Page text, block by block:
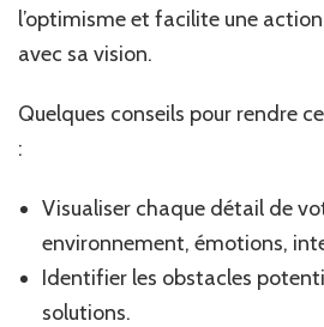
l’optimisme et facilite une
avec sa vision.
Quelques conseils pour rendre
:
Visualiser chaque détail de
environnement, émotions,
Identifier les obstacles
solutions.